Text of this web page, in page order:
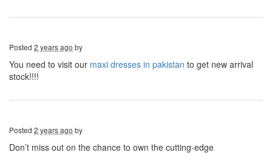
Posted 2 years ago by
You need to visit our maxi dresses in pakistan to get new arrival
stock!!!!
Posted 2 years ago by
Don’t miss out on the chance to own the cutting-edge